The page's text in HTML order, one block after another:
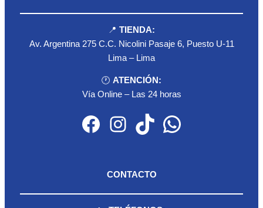
📍 TIENDA:
Av. Argentina 275 C.C. Nicolini Pasaje 6, Puesto U-11
Lima – Lima
🕐 ATENCIÓN:
Vía Online – Las 24 horas
Facebook Instagram TikTok WhatsApp
CONTACTO